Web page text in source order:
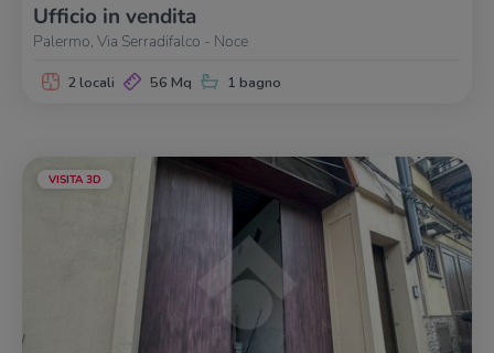
Ufficio in vendita
Palermo, Via Serradifalco - Noce
2 locali 56 Mq 1 bagno
VISITA 3D